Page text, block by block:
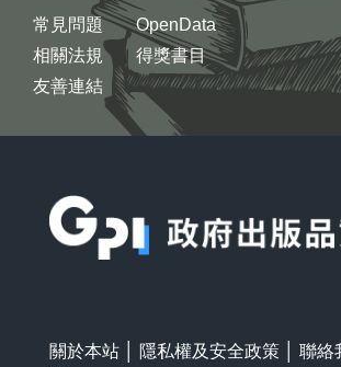
常見問題
相關法規
友善連結
OpenData
得獎書目
關於本站 隱私權及安全政策 聯絡